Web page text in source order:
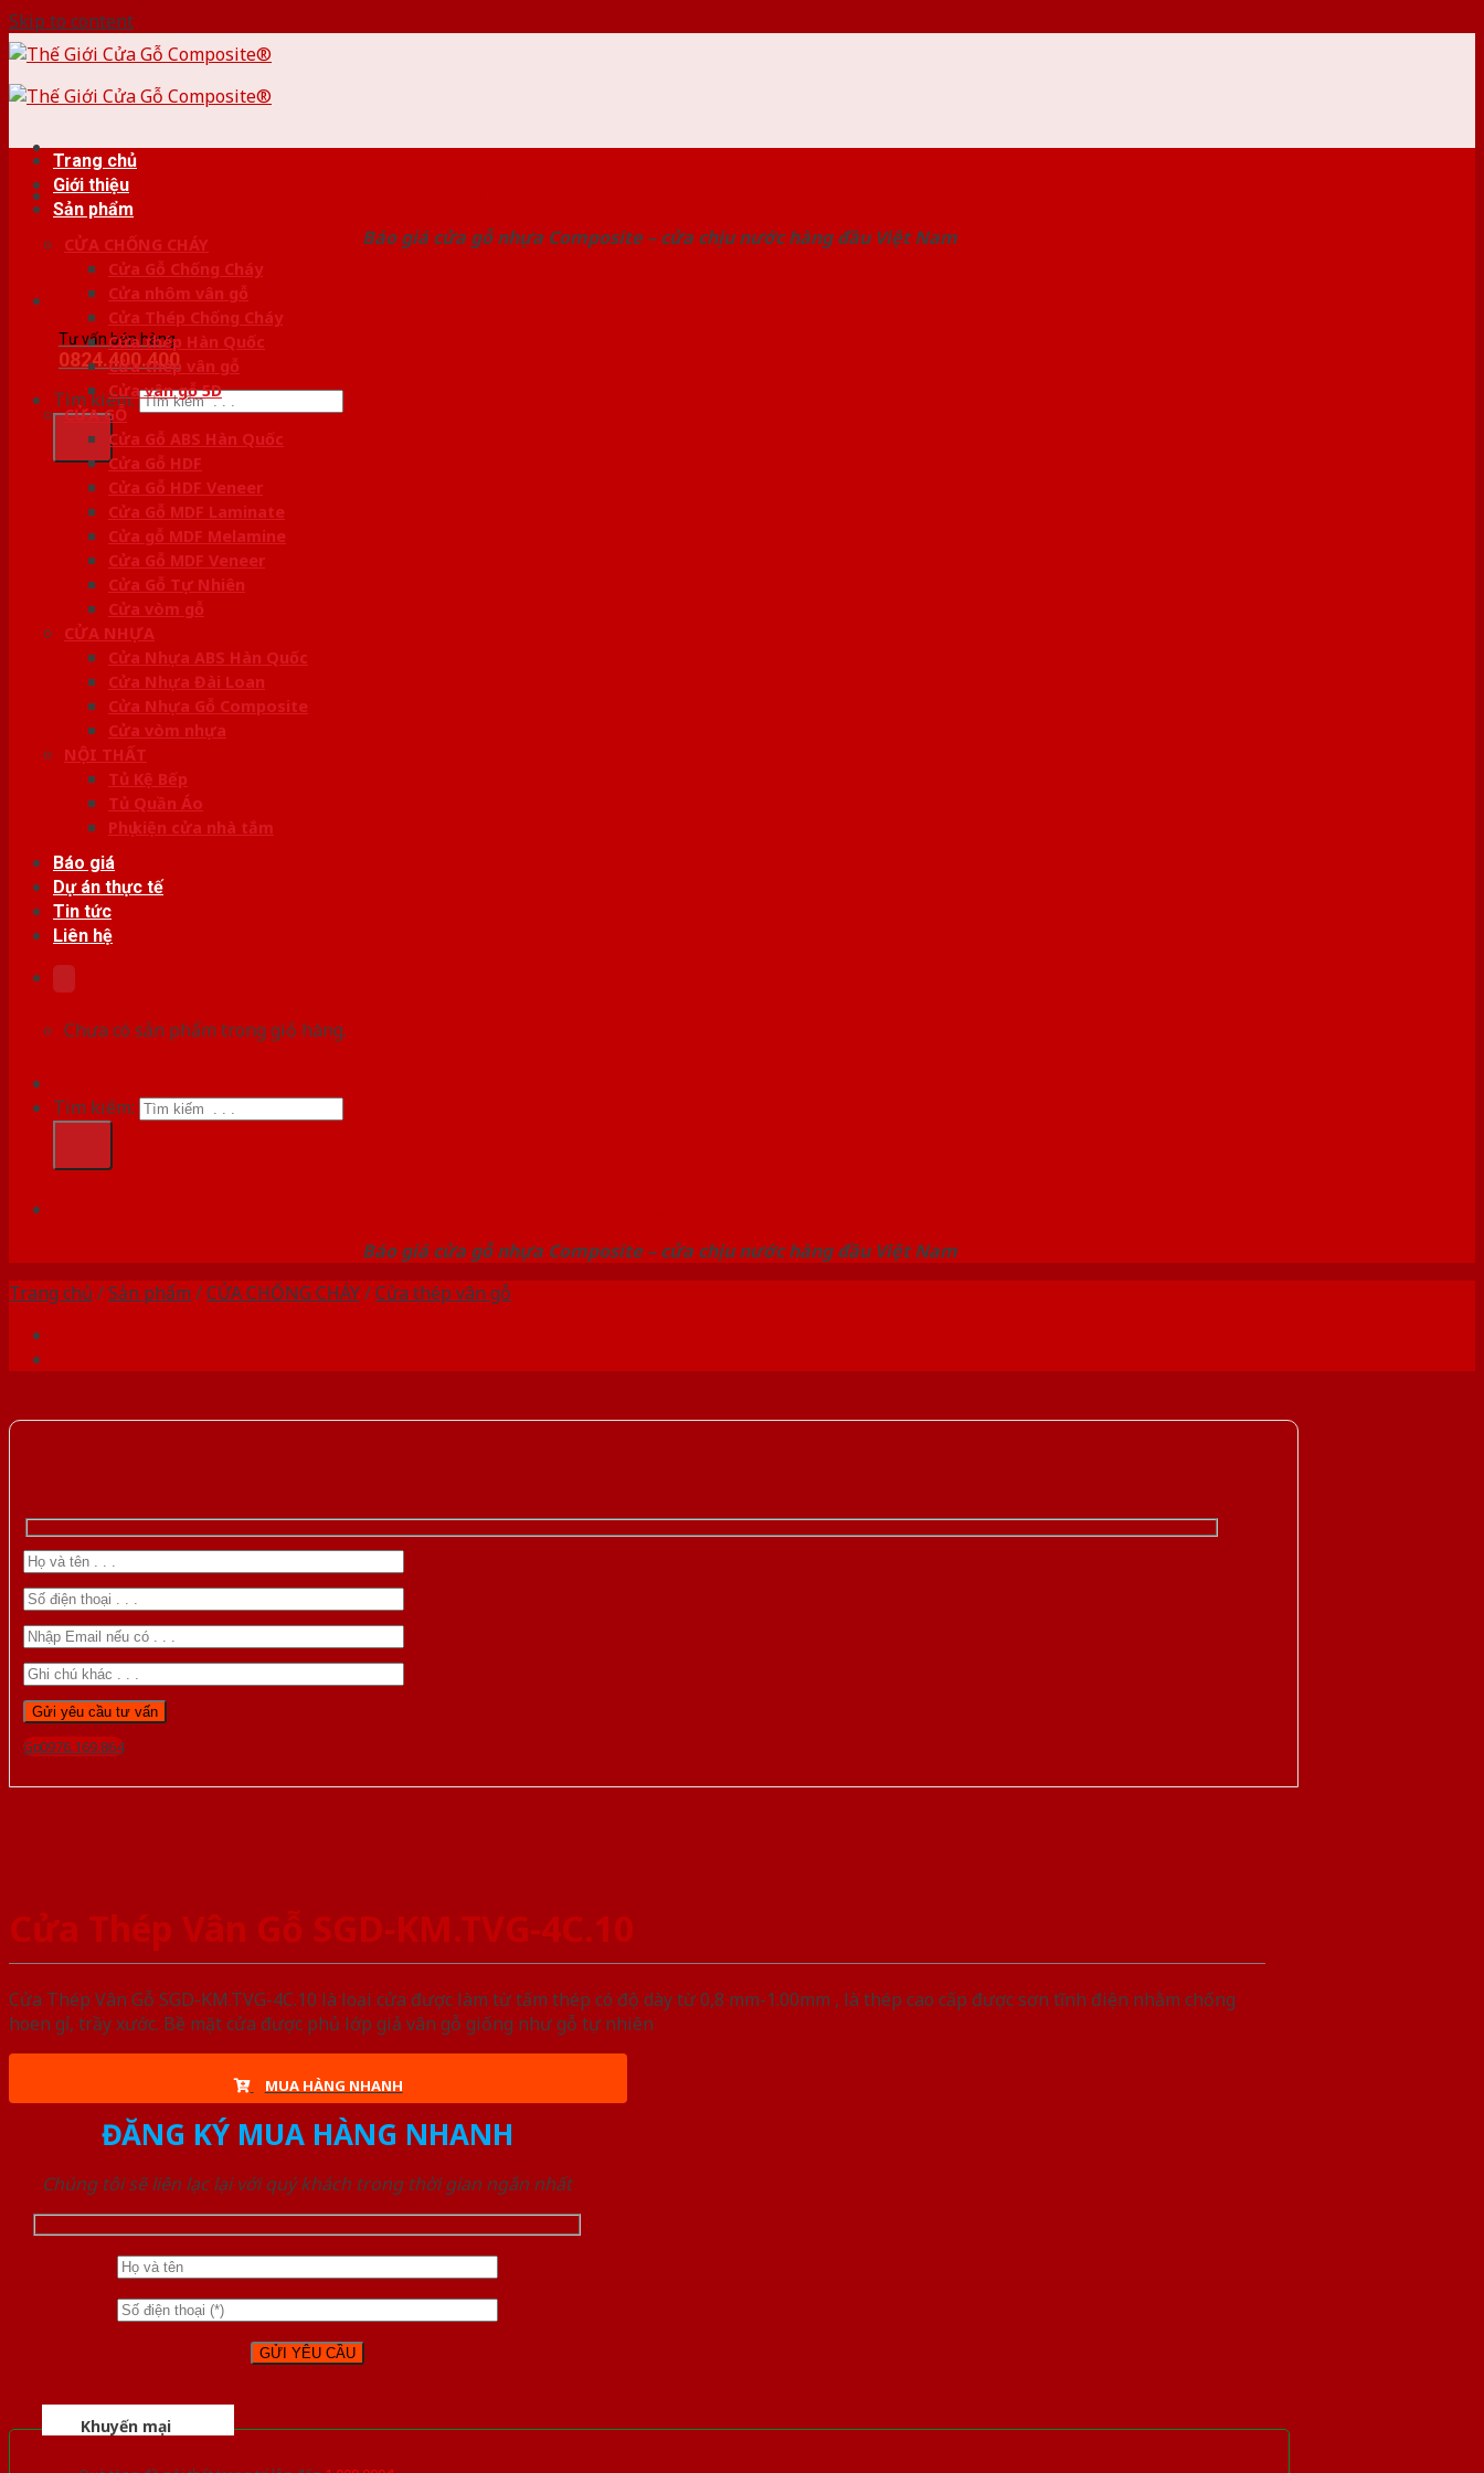
Skip to content
Báo giá cửa gỗ nhựa Composite – cửa chịu nước hàng đầu Việt Nam
Tư vấn bán hàng
0824.400.400
Tìm kiếm:
Trang chủ
Giới thiệu
Sản phẩm
CỬA CHỐNG CHÁY
Cửa Gỗ Chống Cháy
Cửa nhôm vân gỗ
Cửa Thép Chống Cháy
Cửa thép Hàn Quốc
Cửa thép vân gỗ
Cửa vân gỗ 5D
CỬA GỖ
Cửa Gỗ ABS Hàn Quốc
Cửa Gỗ HDF
Cửa Gỗ HDF Veneer
Cửa Gỗ MDF Laminate
Cửa gỗ MDF Melamine
Cửa Gỗ MDF Veneer
Cửa Gỗ Tự Nhiên
Cửa vòm gỗ
CỬA NHỰA
Cửa Nhựa ABS Hàn Quốc
Cửa Nhựa Đài Loan
Cửa Nhựa Gỗ Composite
Cửa vòm nhựa
NỘI THẤT
Tủ Kệ Bếp
Tủ Quần Áo
Phụ kiện cửa nhà tắm
Báo giá
Dự án thực tế
Tin tức
Liên hệ
Chưa có sản phẩm trong giỏ hàng.
Tìm kiếm:
Báo giá cửa gỗ nhựa Composite – cửa chịu nước hàng đầu Việt Nam
Trang chủ /Sản phẩm /CỬA CHỐNG CHÁY/Cửa thép vân gỗ
Gọi 0976.169.864
Cửa Thép Vân Gỗ SGD-KM.TVG-4C.10
Cửa Thép Vân Gỗ SGD-KM.TVG-4C.10 là loại cửa được làm từ tấm thép có độ dày từ 0,8 mm-1.00mm , là thép cao cấp được sơn tĩnh điện nhằm chống
hoen gỉ, trầy xước. Bề mặt cửa được phủ lớp giả vân gỗ giống như gỗ tự nhiên
MUA HÀNG NHANH
ĐĂNG KÝ MUA HÀNG NHANH
Chúng tôi sẽ liên lạc lại với quý khách trong thời gian ngắn nhất
Khuyến mại